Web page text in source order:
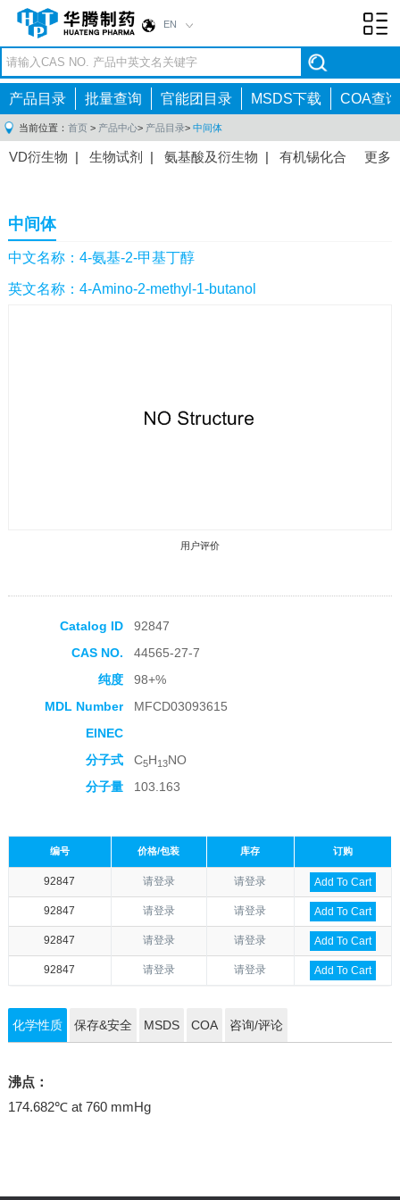
EN
产品目录 批量查询 官能团目录 MSDS下载 COA查询
当前位置： 首页 > 产品中心> 产品目录> 中间体
更多
VD衍生物 | 生物试剂 | 氨基酸及衍生物 | 有机锡化合
间体|
感染药物中间体
体 |抗精神病药物中间体|抗炎药物中间体
药中间体|其他原料药中间体|
中间体
中文名称：4-氨基-2-甲基丁醇
英文名称：4-Amino-2-methyl-1-butanol
用户评价
Catalog ID
92847
CAS NO.
44565-27-7
纯度
98+%
MDL Number
MFCD03093615
EINEC
分子式
C5H13NO
分子量
103.163
编号 价格/包装 库存 订购
92847 请登录 请登录 Add To Cart
92847 请登录 请登录 Add To Cart
92847 请登录 请登录 Add To Cart
92847 请登录 请登录 Add To Cart
化学性质 保存&安全 MSDS COA 咨询/评论
沸点：
174.682℃ at 760 mmHg